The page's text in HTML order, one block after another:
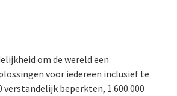
om de wereld een
voor iedereen inclusief te
verstandelijk beperkten, 1.600.000